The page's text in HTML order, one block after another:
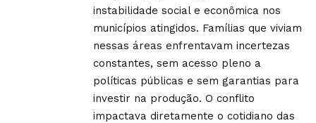
instabilidade social e econômica nos
municípios atingidos. Famílias que viviam
nessas áreas enfrentavam incertezas
constantes, sem acesso pleno a
políticas públicas e sem garantias para
investir na produção. O conflito
impactava diretamente o cotidiano das